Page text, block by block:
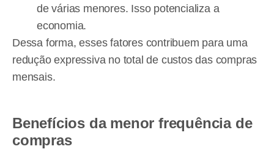
de várias menores. Isso potencializa a
economia.
Dessa forma, esses fatores contribuem para uma
redução expressiva no total de custos das compras
mensais.
Benefícios da menor frequência de
compras